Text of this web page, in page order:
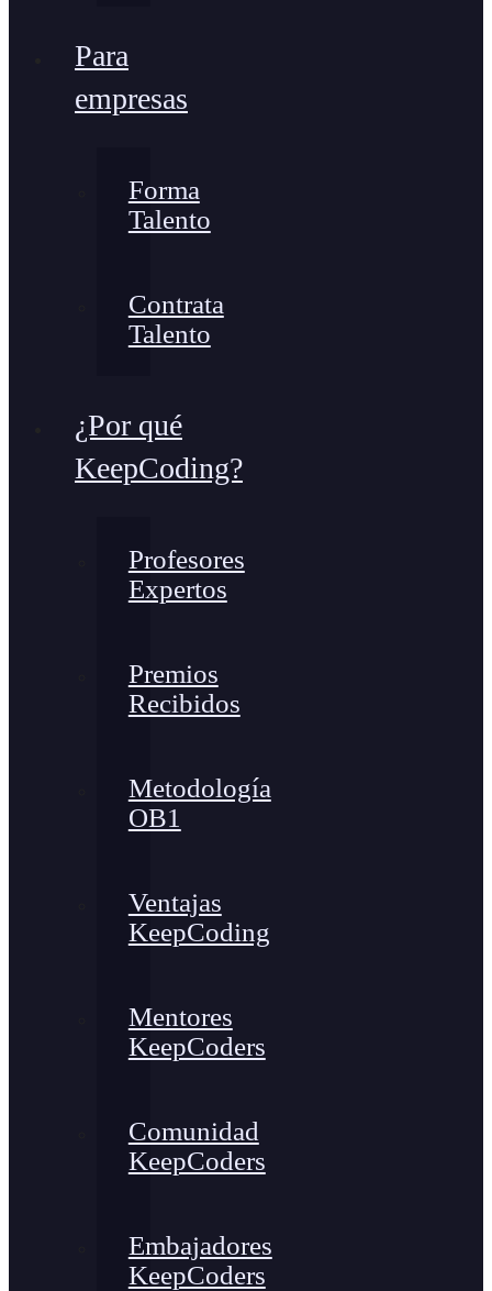
Para
empresas
Forma
Talento
Contrata
Talento
¿Por qué
KeepCoding?
Profesores
Expertos
Premios
Recibidos
Metodología
OB1
Ventajas
KeepCoding
Mentores
KeepCoders
Comunidad
KeepCoders
Embajadores
KeepCoders